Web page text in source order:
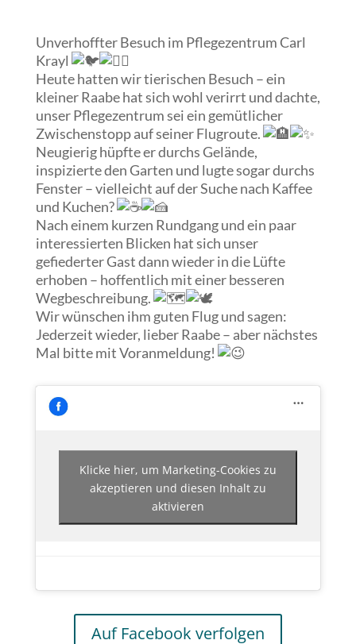
Unverhoffter Besuch im Pflegezentrum Carl
Krayl
Heute hatten wir tierischen Besuch – ein
kleiner Raabe hat sich wohl verirrt und dachte,
unser Pflegezentrum sei ein gemütlicher
Zwischenstopp auf seiner Flugroute.
Neugierig hüpfte er durchs Gelände,
inspizierte den Garten und lugte sogar durchs
Fenster – vielleicht auf der Suche nach Kaffee
und Kuchen?
Nach einem kurzen Rundgang und ein paar
interessierten Blicken hat sich unser
gefiederter Gast dann wieder in die Lüfte
erhoben – hoffentlich mit einer besseren
Wegbeschreibung.
Wir wünschen ihm guten Flug und sagen:
Jederzeit wieder, lieber Raabe – aber nächstes
Mal bitte mit Voranmeldung!
Klicke hier, um Marketing-Cookies zu
akzeptieren und diesen Inhalt zu
aktivieren
Auf Facebook verfolgen